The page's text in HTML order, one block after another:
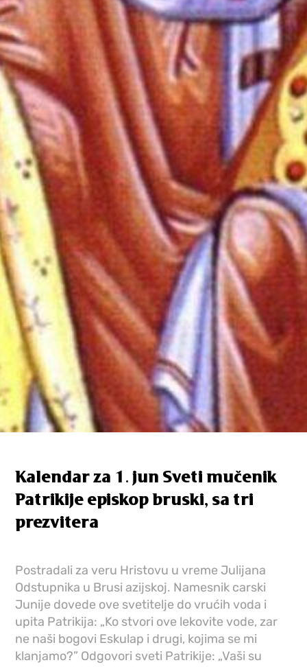
Kalendar za 1. jun Sveti mučenik
Patrikije episkop bruski, sa tri
prezvitera
Postradali za veru Hristovu u vreme Julijana
Odstupnika u Brusi azijskoj. Namesnik carski
Junije dovede ove svetitelje do vrućih voda i
upita Patrikija: „Ko stvori ove lekovite vode, zar
ne naši bogovi Eskulap i drugi, kojima se mi
klanjamo?” Odgovori sveti Patrikije: „Vaši su